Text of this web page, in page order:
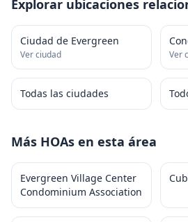
Explorar ubicaciones
Ciudad de Evergreen
Ver ciudad Ver
Todas las ciudades
Más HOAs en esta área
Evergreen Village Center
Condominium Association